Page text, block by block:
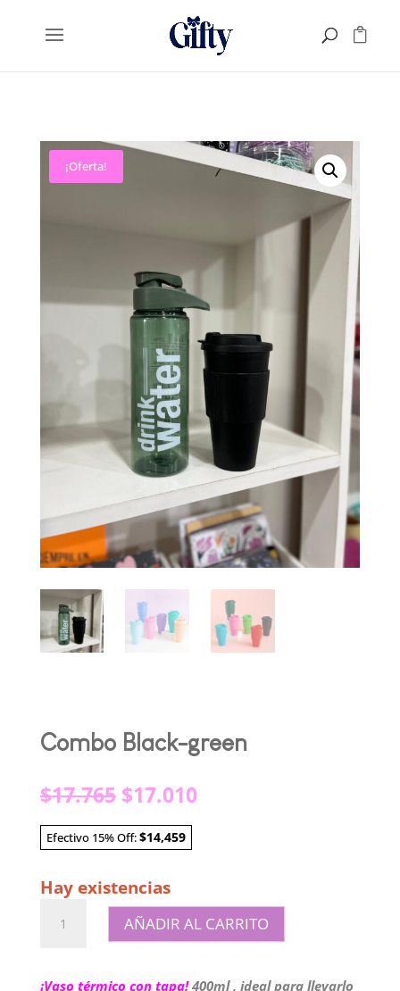
¡Oferta!
Combo Black-green
$17.765 El
precio
original
era:
$17.010El
Efectivo 15% Off:$14,459
Hay existencias
Black-
AÑADIR AL CARRITO
¡Vaso térmico con tapa! 400ml , ideal para llevarlo